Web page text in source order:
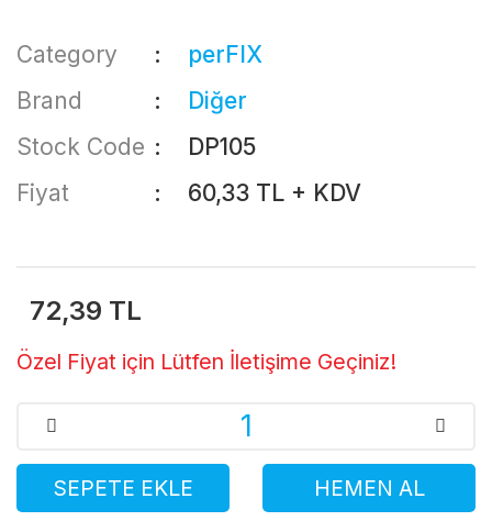
Category
perFIX
Brand
Diğer
Stock Code
DP105
Fiyat
60,33 TL + KDV
72,39 TL
Özel Fiyat için Lütfen İletişime Geçiniz!
SEPETE EKLE HEMEN AL